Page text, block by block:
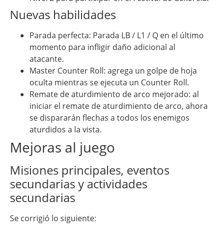
Nuevas habilidades
Parada perfecta: Parada LB / L1 / Q en el último
momento para infligir daño adicional al
atacante.
Master Counter Roll: agrega un golpe de hoja
oculta mientras se ejecuta un Counter Roll.
Remate de aturdimiento de arco mejorado: al
iniciar el remate de aturdimiento de arco, ahora
se dispararán flechas a todos los enemigos
aturdidos a la vista.
Mejoras al juego
Misiones principales, eventos
secundarias y actividades
secundarias
Se corrigió lo siguiente: